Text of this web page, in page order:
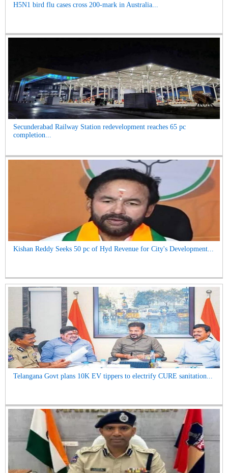
H5N1 bird flu cases cross 200-mark in Australia...
Secunderabad Railway Station redevelopment reaches 65 pc
completion...
Kishan Reddy Seeks 50 pc of Hyd Revenue for City's Development...
Telangana Govt plans 10K EV tippers to electrify CURE sanitation...